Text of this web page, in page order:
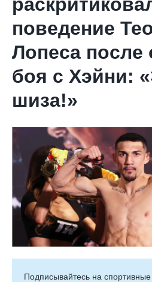
поведение
Лопеса после
боя с Хэйни:
шиза!»
Подписывайтесь на cпортивные